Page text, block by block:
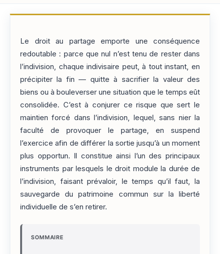
Le droit au partage emporte une conséquence
redoutable : parce que nul n’est tenu de rester dans
l’indivision, chaque indivisaire peut, à tout instant, en
précipiter la fin — quitte à sacrifier la valeur des
biens ou à bouleverser une situation que le temps eût
consolidée. C’est à conjurer ce risque que sert le
maintien forcé dans l’indivision, lequel, sans nier la
faculté de provoquer le partage, en suspend
l’exercice afin de différer la sortie jusqu’à un moment
plus opportun. Il constitue ainsi l’un des principaux
instruments par lesquels le droit module la durée de
l’indivision, faisant prévaloir, le temps qu’il faut, la
sauvegarde du patrimoine commun sur la liberté
individuelle de s’en retirer.
SOMMAIRE